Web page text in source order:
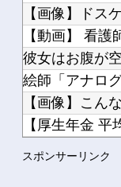
スポンサーリンク